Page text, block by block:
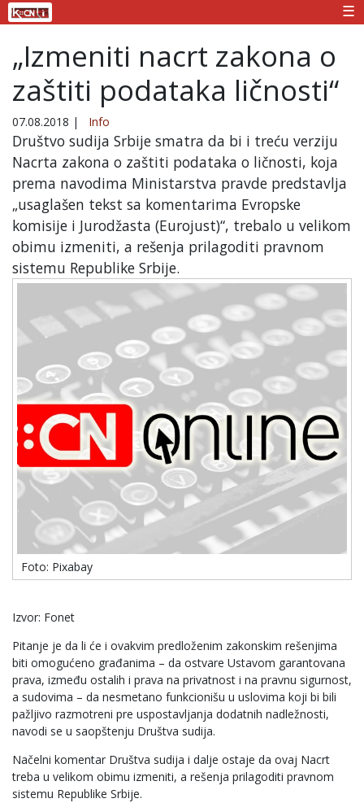
☰
„Izmeniti nacrt zakona o
zaštiti podataka ličnosti“
07.08.2018 | Info
Društvo sudija Srbije smatra da bi i treću verziju
Nacrta zakona o zaštiti podataka o ličnosti, koja
prema navodima Ministarstva pravde predstavlja
„usaglašen tekst sa komentarima Evropske
komisije i Jurodžasta (Eurojust)“, trebalo u velikom
obimu izmeniti, a rešenja prilagoditi pravnom
sistemu Republike Srbije.
Foto: Pixabay
Izvor: Fonet
Pitanje je da li će i ovakvim predloženim zakonskim rešenjima
biti omogućeno građanima – da ostvare Ustavom garantovana
prava, između ostalih i prava na privatnost i na pravnu sigurnost,
a sudovima – da nesmetano funkcionišu u uslovima koji bi bili
pažljivo razmotreni pre uspostavljanja dodatnih nadležnosti,
navodi se u saopštenju Društva sudija.
Načelni komentar Društva sudija i dalje ostaje da ovaj Nacrt
treba u velikom obimu izmeniti, a rešenja prilagoditi pravnom
sistemu Republike Srbije.